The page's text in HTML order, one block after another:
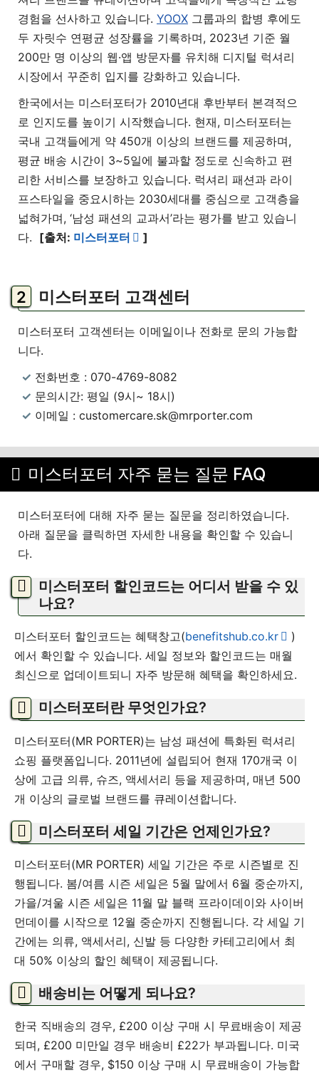
경험을 선사하고 있습니다. YOOX 그룹과의 합병 후에도
두 자릿수 연평균 성장률을 기록하며, 2023년 기준 월
200만 명 이상의 웹·앱 방문자를 유치해 디지털 럭셔리
시장에서 꾸준히 입지를 강화하고 있습니다.
한국에서는 미스터포터가 2010년대 후반부터 본격적으
로 인지도를 높이기 시작했습니다. 현재, 미스터포터는
국내 고객들에게 약 450개 이상의 브랜드를 제공하며,
평균 배송 시간이 3~5일에 불과할 정도로 신속하고 편
리한 서비스를 보장하고 있습니다. 럭셔리 패션과 라이
프스타일을 중요시하는 2030세대를 중심으로 고객층을
넓혀가며, ‘남성 패션의 교과서’라는 평가를 받고 있습니
다. [출처: 미스터포터 ]
미스터포터 고객센터
미스터포터 고객센터는 이메일이나 전화로 문의 가능합
니다.
전화번호 : 070-4769-8082
문의시간: 평일 (9시~ 18시)
이메일 : customercare.sk@mrporter.com
미스터포터 자주 묻는 질문 FAQ
미스터포터에 대해 자주 묻는 질문을 정리하였습니다.
아래 질문을 클릭하면 자세한 내용을 확인할 수 있습니
다.
미스터포터 할인코드는 어디서 받을 수 있
나요?
미스터포터 할인코드는 혜택창고(benefitshub.co.kr
)
에서 확인할 수 있습니다. 세일 정보와 할인코드는 매월
최신으로 업데이트되니 자주 방문해 혜택을 확인하세요.
미스터포터란 무엇인가요?
미스터포터(MR PORTER)는 남성 패션에 특화된 럭셔리
쇼핑 플랫폼입니다. 2011년에 설립되어 현재 170개국 이
상에 고급 의류, 슈즈, 액세서리 등을 제공하며, 매년 500
개 이상의 글로벌 브랜드를 큐레이션합니다.
미스터포터 세일 기간은 언제인가요?
미스터포터(MR PORTER) 세일 기간은 주로 시즌별로 진
행됩니다. 봄/여름 시즌 세일은 5월 말에서 6월 중순까지,
가을/겨울 시즌 세일은 11월 말 블랙 프라이데이와 사이버
먼데이를 시작으로 12월 중순까지 진행됩니다. 각 세일 기
간에는 의류, 액세서리, 신발 등 다양한 카테고리에서 최
대 50% 이상의 할인 혜택이 제공됩니다.
배송비는 어떻게 되나요?
한국 직배송의 경우, £200 이상 구매 시 무료배송이 제공
되며, £200 미만일 경우 배송비 £22가 부과됩니다. 미국
에서 구매할 경우, $150 이상 구매 시 무료배송이 가능합